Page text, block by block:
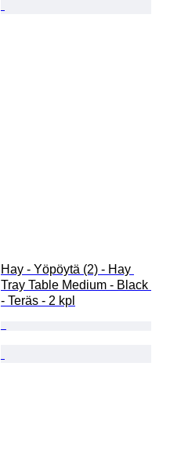
Hay - Yöpöytä (2) - Hay
Tray Table Medium - Black
- Teräs - 2 kpl